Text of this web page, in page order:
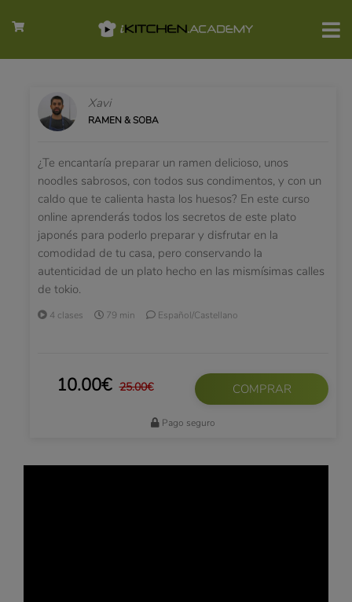
Xavi
RAMEN & SOBA
¿Te encantaría preparar un ramen delicioso, unos
noodles sabrosos, con todos sus condimentos, y con un
caldo que te calienta hasta los huesos? En este curso
online aprenderás todos los secretos de este plato
japonés para poderlo preparar y disfrutar en la
comodidad de tu casa, pero conservando la
autenticidad de un plato hecho en las mismísimas calles
de tokio.
4 clases 79 min Español/Castellano
10.00€ 25.00€ COMPRAR
Pago seguro